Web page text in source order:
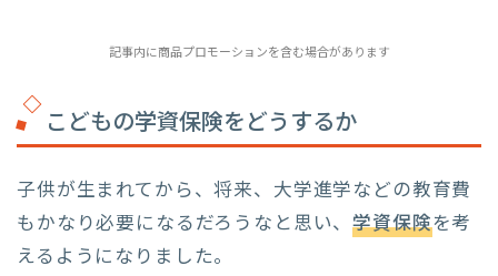
記事内に商品プロモーションを含む場合があります
こどもの学資保険をどうするか
子供が生まれてから、将来、大学進学などの教育費
もかなり必要になるだろうなと思い、学資保険を考
えるようになりました。